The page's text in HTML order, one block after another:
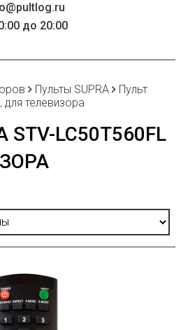
до 20:00
Пульты SUPRA
Пульт
для телевизора
STV-LC50T560FL